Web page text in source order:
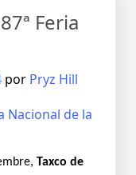
Feria
por Pryz Hill
Taxco de